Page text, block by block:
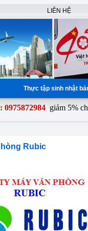
LIÊN HỆ
Thực tập sinh nhật
0975872984giảm 5% chi
Rubic